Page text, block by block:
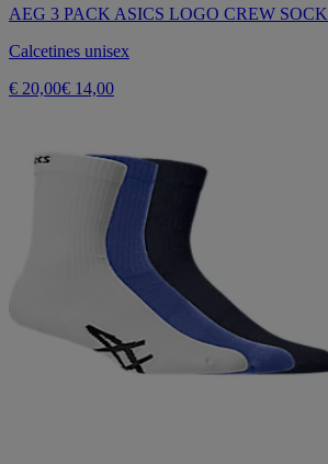
AEG 3 PACK ASICS LOGO CREW SOCK
Calcetines unisex
€ 20,00€ 14,00